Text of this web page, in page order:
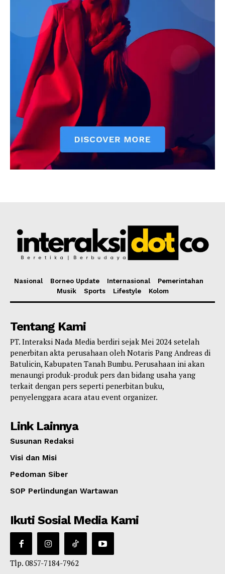
Nasional Borneo Update Internasional
Pemerintahan
Musik
Sports Lifestyle Kolom
Tentang Kami
PT. Interaksi Nada Media berdiri sejak Mei 2024 setelah
penerbitan akta perusahaan oleh Notaris Pang Andreas di
Batulicin, Kabupaten Tanah Bumbu. Perusahaan ini akan
menaungi produk-produk pers dan bidang usaha yang
terkait dengan pers seperti penerbitan buku,
penyelenggara acara atau event organizer.
Link Lainnya
Susunan Redaksi
Visi dan Misi
Pedoman Siber
SOP Perlindungan Wartawan
Ikuti Sosial Media Kami
Tlp. 0857-7184-7962